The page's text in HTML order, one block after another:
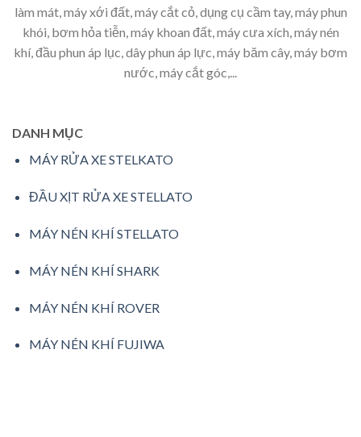
làm mát, máy xới đất, máy cắt cỏ, dụng cụ cầm tay, máy phun
khói, bơm hỏa tiễn, máy khoan đất, máy cưa xích, máy nén
khí, đầu phun áp lục, dây phun áp lực, máy băm cây, máy bơm
nước, máy cắt góc,...
DANH MỤC
MÁY RỬA XE STELKATO
ĐẦU XỊT RỬA XE STELLATO
MÁY NÉN KHÍ STELLATO
MÁY NÉN KHÍ SHARK
MÁY NÉN KHÍ ROVER
MÁY NÉN KHÍ FUJIWA